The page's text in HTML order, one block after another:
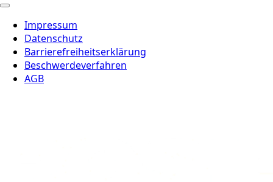
Impressum
Datenschutz
Barrierefreiheitserklärung
Beschwerdeverfahren
AGB